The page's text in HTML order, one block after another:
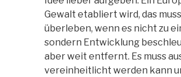
Gewalt etabliert wird, das
überleben, wenn es nicht zu
sondern Entwicklung
aber weit entfernt. Es muss
vereinheitlicht werden kann